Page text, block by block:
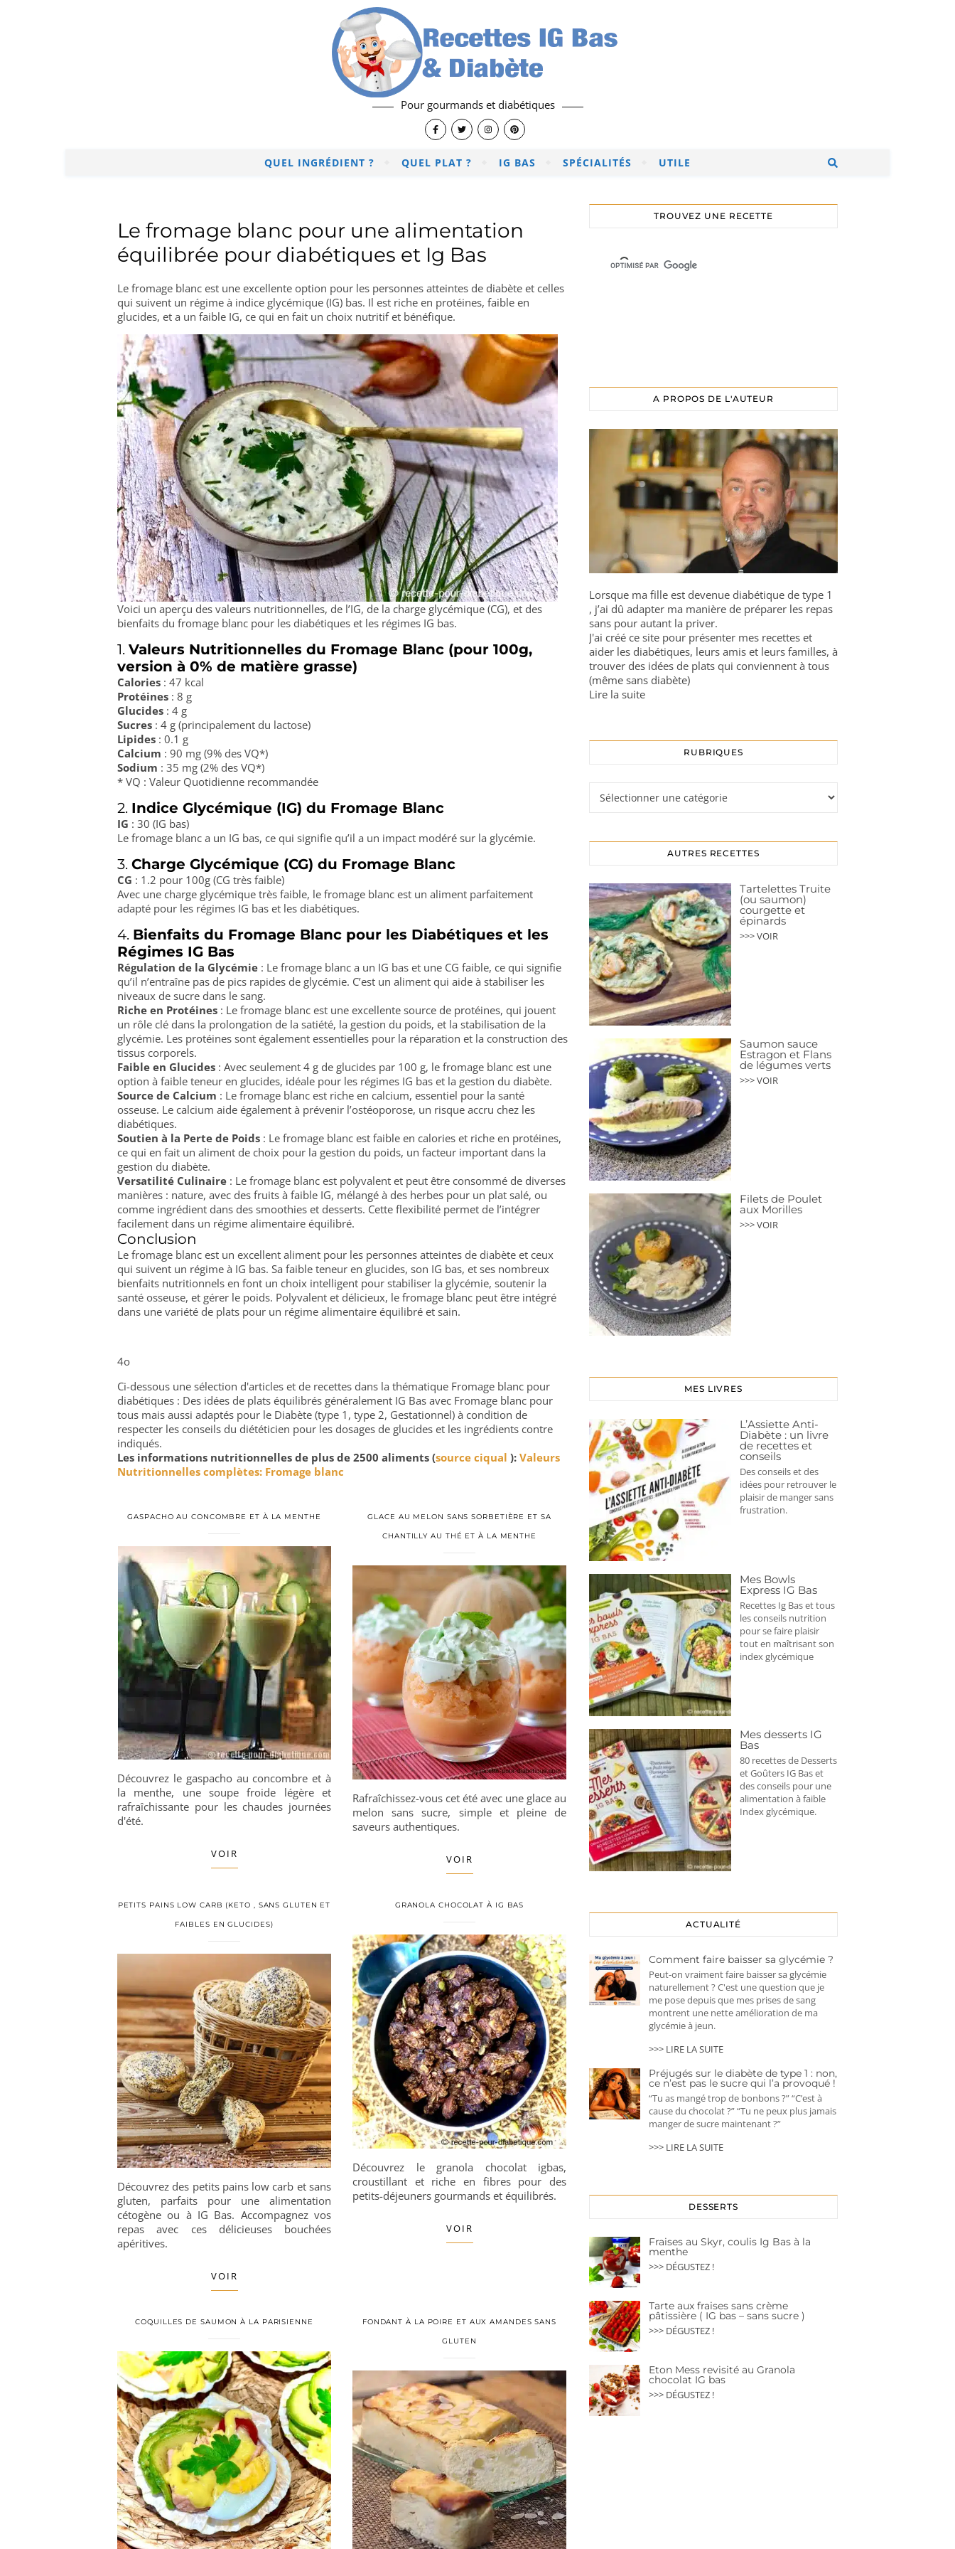
Pour gourmands et diabétiques
QUEL INGRÉDIENT ? QUEL PLAT ? IG BAS SPÉCIALITÉS UTILE
Le fromage blanc pour une alimentation
équilibrée pour diabétiques et Ig Bas
Le fromage blanc est une excellente option pour les personnes atteintes de diabète et celles
qui suivent un régime à indice glycémique (IG) bas. Il est riche en protéines, faible en
glucides, et a un faible IG, ce qui en fait un choix nutritif et bénéfique.
Voici un aperçu des valeurs nutritionnelles, de l’IG, de la charge glycémique (CG), et des
bienfaits du fromage blanc pour les diabétiques et les régimes IG bas.
1. Valeurs Nutritionnelles du Fromage Blanc (pour 100g,
version à 0% de matière grasse)
Calories : 47 kcal
Protéines : 8 g
Glucides : 4 g
Sucres : 4 g (principalement du lactose)
Lipides : 0.1 g
Calcium : 90 mg (9% des VQ*)
Sodium : 35 mg (2% des VQ*)
* VQ : Valeur Quotidienne recommandée
2. Indice Glycémique (IG) du Fromage Blanc
IG : 30 (IG bas)
Le fromage blanc a un IG bas, ce qui signifie qu’il a un impact modéré sur la glycémie.
3. Charge Glycémique (CG) du Fromage Blanc
CG : 1.2 pour 100g (CG très faible)
Avec une charge glycémique très faible, le fromage blanc est un aliment parfaitement
adapté pour les régimes IG bas et les diabétiques.
4. Bienfaits du Fromage Blanc pour les Diabétiques et les
Régimes IG Bas
Régulation de la Glycémie : Le fromage blanc a un IG bas et une CG faible, ce qui signifie
qu’il n’entraîne pas de pics rapides de glycémie. C’est un aliment qui aide à stabiliser les
niveaux de sucre dans le sang.
Riche en Protéines : Le fromage blanc est une excellente source de protéines, qui jouent
un rôle clé dans la prolongation de la satiété, la gestion du poids, et la stabilisation de la
glycémie. Les protéines sont également essentielles pour la réparation et la construction des
tissus corporels.
Faible en Glucides : Avec seulement 4 g de glucides par 100 g, le fromage blanc est une
option à faible teneur en glucides, idéale pour les régimes IG bas et la gestion du diabète.
Source de Calcium : Le fromage blanc est riche en calcium, essentiel pour la santé
osseuse. Le calcium aide également à prévenir l’ostéoporose, un risque accru chez les
diabétiques.
Soutien à la Perte de Poids : Le fromage blanc est faible en calories et riche en protéines,
ce qui en fait un aliment de choix pour la gestion du poids, un facteur important dans la
gestion du diabète.
Versatilité Culinaire : Le fromage blanc est polyvalent et peut être consommé de diverses
manières : nature, avec des fruits à faible IG, mélangé à des herbes pour un plat salé, ou
comme ingrédient dans des smoothies et desserts. Cette flexibilité permet de l’intégrer
facilement dans un régime alimentaire équilibré.
Conclusion
Le fromage blanc est un excellent aliment pour les personnes atteintes de diabète et ceux
qui suivent un régime à IG bas. Sa faible teneur en glucides, son IG bas, et ses nombreux
bienfaits nutritionnels en font un choix intelligent pour stabiliser la glycémie, soutenir la
santé osseuse, et gérer le poids. Polyvalent et délicieux, le fromage blanc peut être intégré
dans une variété de plats pour un régime alimentaire équilibré et sain.
4o
Ci-dessous une sélection d'articles et de recettes dans la thématique Fromage blanc pour
diabétiques : Des idées de plats équilibrés généralement IG Bas avec Fromage blanc pour
tous mais aussi adaptés pour le Diabète (type 1, type 2, Gestationnel) à condition de
respecter les conseils du diététicien pour les dosages de glucides et les ingrédients contre
indiqués.
Les informations nutritionnelles de plus de 2500 aliments (source ciqual ): Valeurs
Nutritionnelles complètes: Fromage blanc
GASPACHO AU CONCOMBRE ET À LA MENTHE
Découvrez le gaspacho au concombre et à
la menthe, une soupe froide légère et
rafraîchissante pour les chaudes journées
d'été.
VOIR
GLACE AU MELON SANS SORBETIÈRE ET SA
CHANTILLY AU THÉ ET À LA MENTHE
Rafraîchissez-vous cet été avec une glace au
melon sans sucre, simple et pleine de
saveurs authentiques.
VOIR
PETITS PAINS LOW CARB (KETO , SANS GLUTEN ET
FAIBLES EN GLUCIDES)
Découvrez des petits pains low carb et sans
gluten, parfaits pour une alimentation
cétogène ou à IG Bas. Accompagnez vos
repas avec ces délicieuses bouchées
apéritives.
VOIR
GRANOLA CHOCOLAT À IG BAS
Découvrez le granola chocolat igbas,
croustillant et riche en fibres pour des
petits-déjeuners gourmands et équilibrés.
VOIR
COQUILLES DE SAUMON À LA PARISIENNE FONDANT À LA POIRE ET AUX AMANDES SANS
GLUTEN
TROUVEZ UNE RECETTE
A PROPOS DE L'AUTEUR
Lorsque ma fille est devenue diabétique de type 1
, j’ai dû adapter ma manière de préparer les repas
sans pour autant la priver.
J'ai créé ce site pour présenter mes recettes et
aider les diabétiques, leurs amis et leurs familles, à
trouver des idées de plats qui conviennent à tous
(même sans diabète)
Lire la suite
RUBRIQUES
AUTRES RECETTES
Tartelettes Truite
(ou saumon)
courgette et
épinards
>>> VOIR
Saumon sauce
Estragon et Flans
de légumes verts
>>> VOIR
Filets de Poulet
aux Morilles
>>> VOIR
MES LIVRES
L’Assiette Anti-
Diabète : un livre
de recettes et
conseils
Des conseils et des
idées pour retrouver le
plaisir de manger sans
frustration.
Mes Bowls
Express IG Bas
Recettes Ig Bas et tous
les conseils nutrition
pour se faire plaisir
tout en maîtrisant son
index glycémique
Mes desserts IG
Bas
80 recettes de Desserts
et Goûters IG Bas et
des conseils pour une
alimentation à faible
Index glycémique.
ACTUALITÉ
Comment faire baisser sa glycémie ?
Peut-on vraiment faire baisser sa glycémie
naturellement ? C'est une question que je
me pose depuis que mes prises de sang
montrent une nette amélioration de ma
glycémie à jeun.
>>> LIRE LA SUITE
Préjugés sur le diabète de type 1 : non,
ce n’est pas le sucre qui l’a provoqué !
“Tu as mangé trop de bonbons ?” “C’est à
cause du chocolat ?” “Tu ne peux plus jamais
manger de sucre maintenant ?”
>>> LIRE LA SUITE
DESSERTS
Fraises au Skyr, coulis Ig Bas à la
menthe
>>> DÉGUSTEZ !
Tarte aux fraises sans crème
pâtissière ( IG bas – sans sucre )
>>> DÉGUSTEZ !
Eton Mess revisité au Granola
chocolat IG bas
>>> DÉGUSTEZ !